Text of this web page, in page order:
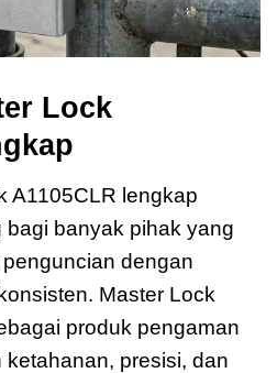
Lock
A1105CLR lengkap
bagi banyak pihak yang
dengan
Master Lock
produk pengaman
presisi, dan